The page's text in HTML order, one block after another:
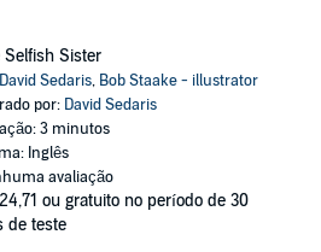
Selfish Sister
David Sedaris, Bob Staake - illustrator
por: David Sedaris
3 minutos
Inglês
avaliação
ou gratuito no período de 30
de teste